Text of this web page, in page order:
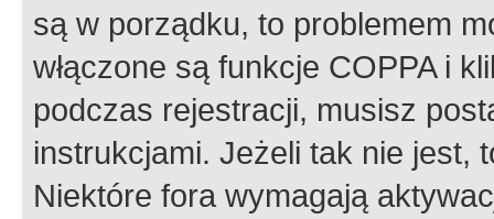
są w porządku, to problemem
włączone są funkcje COPPA i
podczas rejestracji, musisz
instrukcjami. Jeżeli tak nie jest,
Niektóre fora wymagają